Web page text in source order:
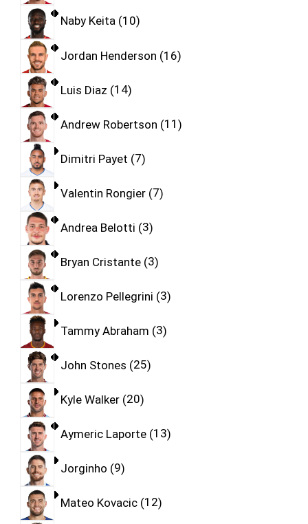
Naby Keita 10
Jordan Henderson 16
Luis Diaz 14
Andrew Robertson 11
Dimitri Payet 7
Valentin Rongier 7
Andrea Belotti 3
Bryan Cristante 3
Lorenzo Pellegrini 3
Tammy Abraham 3
John Stones 25
Kyle Walker 20
Aymeric Laporte 13
Jorginho 9
Mateo Kovacic 12